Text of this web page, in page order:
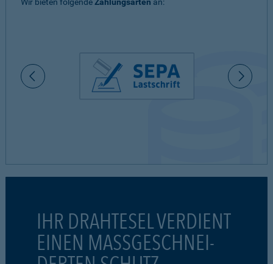
IHR DRAHTESEL VERDIENT
EINEN MASSGESCHNEI-